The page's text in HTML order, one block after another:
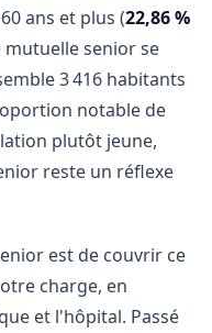
ans et plus (22,86 %
senior se
3 416 habitants
notable de
plutôt jeune,
reste un réflexe
est de couvrir ce
charge, en
et l'hôpital. Passé